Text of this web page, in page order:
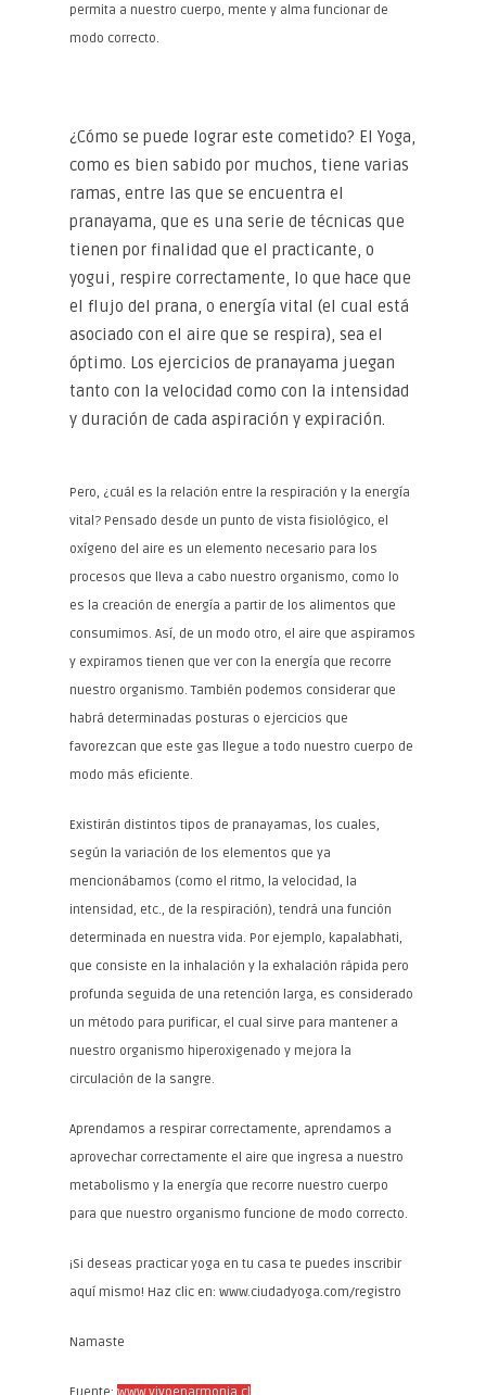
permita a nuestro cuerpo, mente y alma funcionar de
modo correcto.
¿Cómo se puede lograr este cometido? El Yoga,
como es bien sabido por muchos, tiene varias
ramas, entre las que se encuentra el
pranayama, que es una serie de técnicas que
tienen por finalidad que el practicante, o
yogui, respire correctamente, lo que hace que
el flujo del prana, o energía vital (el cual está
asociado con el aire que se respira), sea el
óptimo. Los ejercicios de pranayama juegan
tanto con la velocidad como con la intensidad
y duración de cada aspiración y expiración.
Pero, ¿cuál es la relación entre la respiración y la energía
vital? Pensado desde un punto de vista fisiológico, el
oxígeno del aire es un elemento necesario para los
procesos que lleva a cabo nuestro organismo, como lo
es la creación de energía a partir de los alimentos que
consumimos. Así, de un modo otro, el aire que aspiramos
y expiramos tienen que ver con la energía que recorre
nuestro organismo. También podemos considerar que
habrá determinadas posturas o ejercicios que
favorezcan que este gas llegue a todo nuestro cuerpo de
modo más eficiente.
Existirán distintos tipos de pranayamas, los cuales,
según la variación de los elementos que ya
mencionábamos (como el ritmo, la velocidad, la
intensidad, etc., de la respiración), tendrá una función
determinada en nuestra vida. Por ejemplo, kapalabhati,
que consiste en la inhalación y la exhalación rápida pero
profunda seguida de una retención larga, es considerado
un método para purificar, el cual sirve para mantener a
nuestro organismo hiperoxigenado y mejora la
circulación de la sangre.
Aprendamos a respirar correctamente, aprendamos a
aprovechar correctamente el aire que ingresa a nuestro
metabolismo y la energía que recorre nuestro cuerpo
para que nuestro organismo funcione de modo correcto.
¡Si deseas practicar yoga en tu casa te puedes inscribir
aquí mismo! Haz clic en: www.ciudadyoga.com/registro
Namaste